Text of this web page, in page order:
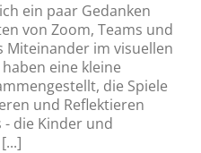
ein paar Gedanken
von Zoom, Teams und
Miteinander im visuellen
eine kleine
die Spiele
und Reflektieren
die Kinder und